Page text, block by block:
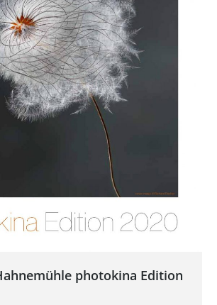
photokina Edition